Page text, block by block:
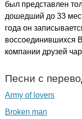
был представлен
дошедший до 33
года он
воссоединившихся
компании друзей
Песни с
Army of lovers
Broken man